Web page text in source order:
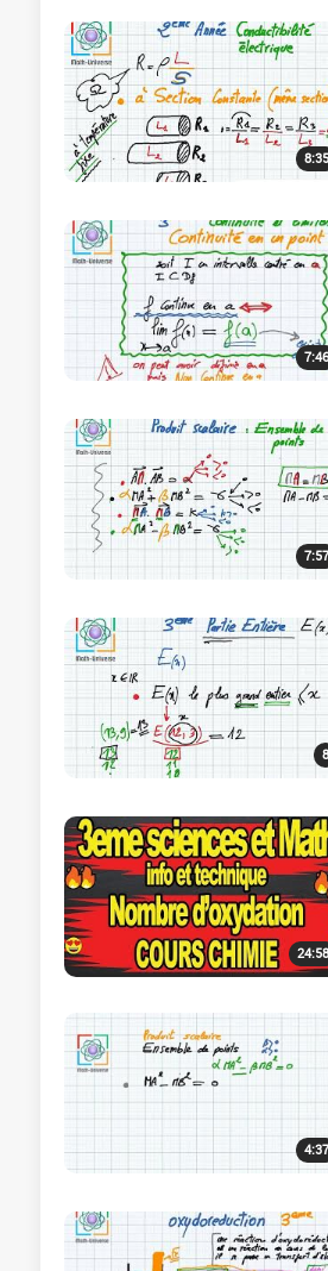
8:35
7:46
7:57
8
24:58
4:37